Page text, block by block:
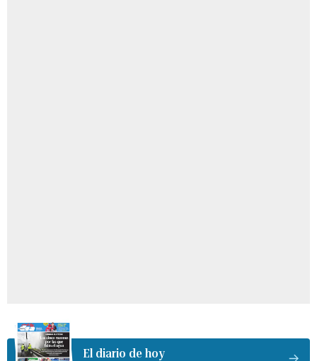
El diario de hoy